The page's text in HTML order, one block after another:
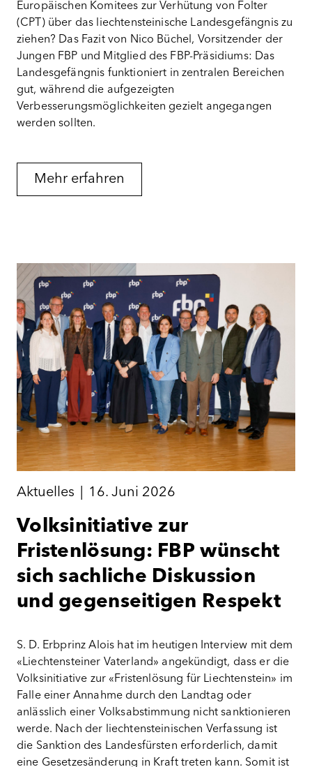
Europäischen Komitees zur Verhütung von Folter
(CPT) über das liechtensteinische Landesgefängnis zu
ziehen? Das Fazit von Nico Büchel, Vorsitzender der
Jungen FBP und Mitglied des FBP-Präsidiums: Das
Landesgefängnis funktioniert in zentralen Bereichen
gut, während die aufgezeigten
Verbesserungsmöglichkeiten gezielt angegangen
werden sollten.
Mehr erfahren
Aktuelles 16. Juni 2026
Volksinitiative zur
Fristenlösung: FBP wünscht
sich sachliche Diskussion
und gegenseitigen Respekt
S. D. Erbprinz Alois hat im heutigen Interview mit dem
«Liechtensteiner Vaterland» angekündigt, dass er die
Volksinitiative zur «Fristenlösung für Liechtenstein» im
Falle einer Annahme durch den Landtag oder
anlässlich einer Volksabstimmung nicht sanktionieren
werde. Nach der liechtensteinischen Verfassung ist
die Sanktion des Landesfürsten erforderlich, damit
eine Gesetzesänderung in Kraft treten kann. Somit ist